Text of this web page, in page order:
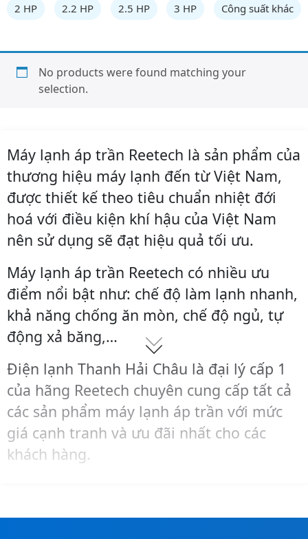
2 HP 2.2 HP 2.5 HP 3 HP Công suất khác
No products were found matching your
selection.
Máy lạnh áp trần Reetech là sản phẩm của
thương hiệu máy lạnh đến từ Việt Nam,
được thiết kế theo tiêu chuẩn nhiệt đới
hoá với điều kiện khí hậu của Việt Nam
nên sử dụng sẽ đạt hiệu quả tối ưu.
Máy lạnh áp trần Reetech có nhiều ưu
điểm nổi bật như: chế độ làm lạnh nhanh,
khả năng chống ăn mòn, chế độ ngủ, tự
động xả băng,…
Điện lạnh Thanh Hải Châu là đại lý cấp 1
của hãng Reetech chuyên cung cấp tất cả
các sản phẩm máy lạnh áp trần với mức
giá cạnh tranh và ưu đãi nhất cho các
khách hàng.